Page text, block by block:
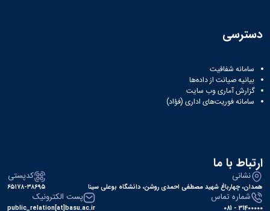
دسترسی
سامانه شفافیت
بیانیه صیانت از داده‌ها
گزارش آماری وب‌ سایت
سامانه فوریت‌های اداری (فؤاد)
ارتباط با ما
نشانی
همدان، چهارباغ شهید مصطفی احمدی روشن، دانشگاه بوعلی سینا
کدپستی
۶۵۱۷۸-۳۸۶۹۵
شماره تماس
31400000 - 081
پست الکترونیک
public_relation[at]basu.ac.ir